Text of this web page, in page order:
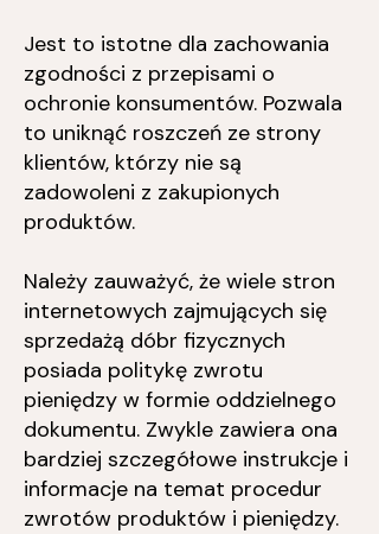
Jest to istotne dla zachowania
zgodności z przepisami o
ochronie konsumentów. Pozwala
to uniknąć roszczeń ze strony
klientów, którzy nie są
zadowoleni z zakupionych
produktów.
Należy zauważyć, że wiele stron
internetowych zajmujących się
sprzedażą dóbr fizycznych
posiada politykę zwrotu
pieniędzy w formie oddzielnego
dokumentu. Zwykle zawiera ona
bardziej szczegółowe instrukcje i
informacje na temat procedur
zwrotów produktów i pieniędzy.